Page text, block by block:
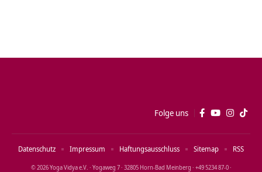
Folge uns
© 2026 Yoga Vidya e.V. · Yogaweg 7 · 32805 Horn‑Bad Meinberg · +49 5234 87‑0 ·
Datenschutz Impressum Haftungsausschluss Sitemap RSS